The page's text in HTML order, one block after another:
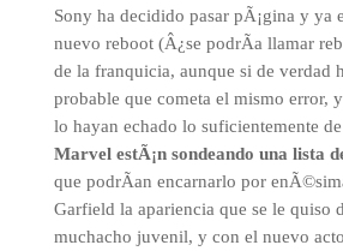
Sony ha decidido pasar pÃ¡gina y ya
nuevo reboot (Â¿se podrÃ­a llamar
de la franquicia, aunque si de verdad
probable que cometa el mismo error,
lo hayan echado lo suficientemente
Marvel estÃ¡n sondeando una lista
que podrÃ­an encarnarlo por
Garfield la apariencia que se le quiso
muchacho juvenil, y con el nuevo